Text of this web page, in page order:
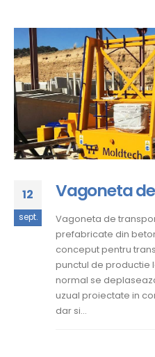
12
sept.
Vagoneta
Vagoneta de
prefabricate din
conceput pentru
punctul de productie
normal se
uzual proiectate in
dar si...